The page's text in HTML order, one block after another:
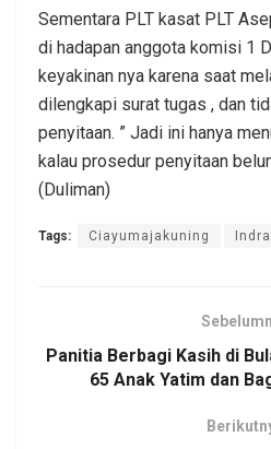
Sementara PLT kasat PLT
di hadapan anggota komisi 1
keyakinan nya karena saat
dilengkapi surat tugas , dan
penyitaan. ” Jadi ini hanya
kalau prosedur penyitaan
(Duliman)
Tags: Ciayumajakuning
Panitia Berbagi Kasih di
65 Anak Yatim dan